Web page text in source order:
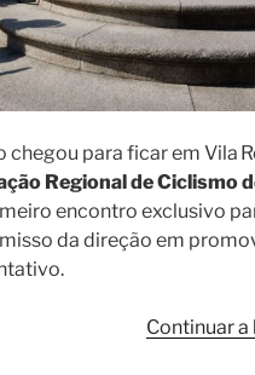
para ficar em Vila
Regional de Ciclismo
encontro exclusivo
da direção em
Continuar a